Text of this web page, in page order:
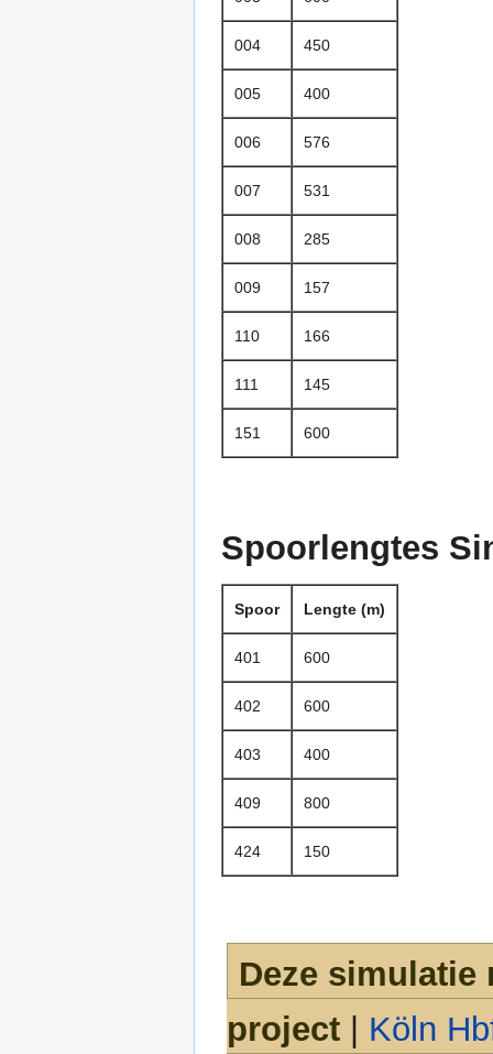
004 450
005 400
006 576
007 531
008 285
009 157
110 166
111 145
151 600
Spoorlengtes
Spoor Lengte (m)
401 600
402 600
403 400
409 800
424 150
Deze simulatie
project
Köln